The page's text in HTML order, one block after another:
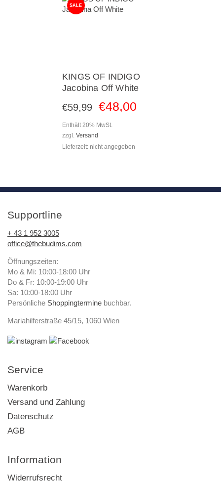
SALE
KINGS OF INDIGO
Jacobina Off White
€59,99 €48,00
Enthält 20% MwSt.
zzgl.Versand
Lieferzeit: nicht angegeben
Supportline
+ 43 1 952 3005
office@thebudims.com
Öffnungszeiten:
Mo & Mi: 10:00-18:00 Uhr
Do & Fr: 10:00-19:00 Uhr
Sa: 10:00-18:00 Uhr
Persönliche Shoppingtermine buchbar.
Mariahilferstraße 45/15, 1060 Wien
Service
Warenkorb
Versand und Zahlung
Datenschutz
AGB
Information
Widerrufsrecht